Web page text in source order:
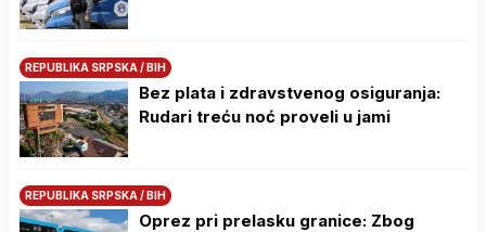
REPUBLIKA SRPSKA / BIH
Bez plata i zdravstvenog osiguranja:
Rudari treću noć proveli u jami
REPUBLIKA SRPSKA / BIH
Oprez pri prelasku granice: Zbog